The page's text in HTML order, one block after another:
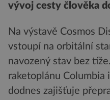
vývoj cesty člověka
Na výstavě Cosmos
vstoupí na orbitální
navozený stav bez
raketoplánu Columbia
dodnes zajišťuje